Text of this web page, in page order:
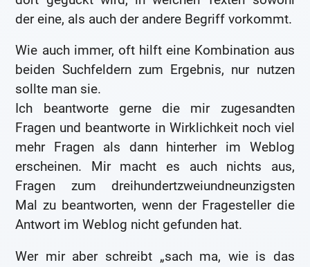
der eine, als auch der andere Begriff vorkommt.
Wie auch immer, oft hilft eine Kombination aus
beiden Suchfeldern zum Ergebnis, nur nutzen
sollte man sie.
Ich beantworte gerne die mir zugesandten
Fragen und beantworte in Wirklichkeit noch viel
mehr Fragen als dann hinterher im Weblog
erscheinen. Mir macht es auch nichts aus,
Fragen zum dreihundertzweiundneunzigsten
Mal zu beantworten, wenn der Fragesteller die
Antwort im Weblog nicht gefunden hat.
Wer mir aber schreibt „sach ma, wie is das